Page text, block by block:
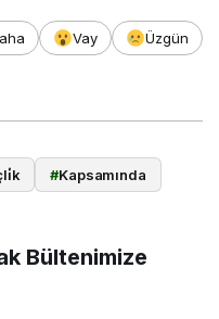
Vay
Üzgün
#Kapsamında
Bültenimize